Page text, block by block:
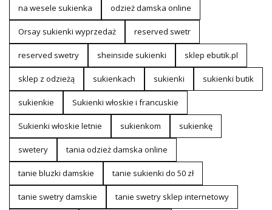
na wesele sukienka odzież damska online
Orsay sukienki wyprzedaż reserved swetr
reserved swetry sheinside sukienki sklep ebutik.pl
sklep z odzieżą sukienkach sukienki sukienki butik
sukienkie Sukienki włoskie i francuskie
Sukienki włoskie letnie sukienkom sukienkę
swetery tania odzież damska online
tanie bluzki damskie tanie sukienki do 50 zł
tanie swetry damskie tanie swetry sklep internetowy